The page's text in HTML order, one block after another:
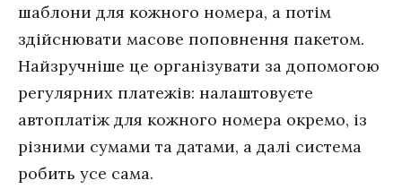
шаблони для кожного номера, а потім
здійснювати масове поповнення пакетом.
Найзручніше це організувати за допомогою
регулярних платежів: налаштовуєте
автоплатіж для кожного номера окремо, із
різними сумами та датами, а далі система
робить усе сама.